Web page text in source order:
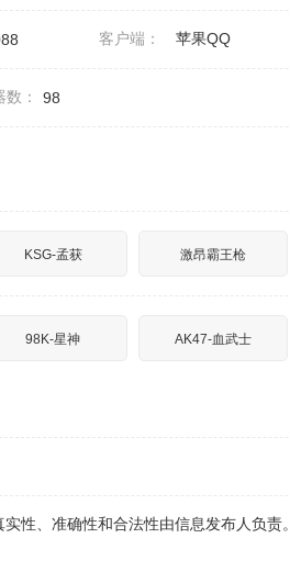
客户端： 苹果QQ
： 98
KSG-孟获 激昂霸王枪
98K-星神 AK47-血武士
性、准确性和合法性由信息发布人负责。